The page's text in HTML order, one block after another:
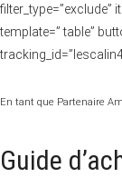
filter_type=”exclude”
template=” table”
En tant que Partenaire
Guide